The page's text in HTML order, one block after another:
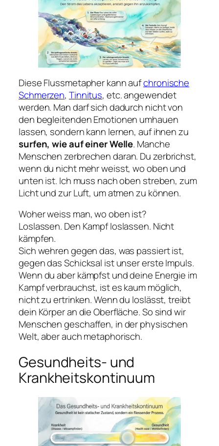
Diese Flussmetapher kann aufchronische
Schmerzen, Tinnitus, etc. angewendet
werden. Man darf sich dadurch nicht von
den begleitenden Emotionen umhauen
lassen, sondern kann lernen, auf ihnen zu
surfen, wie auf einer Welle. Manche
Menschen zerbrechen daran. Du zerbrichst,
wenn du nicht mehr weisst, wo oben und
unten ist. Ich muss nach oben streben, zum
Licht und zur Luft, um atmen zu können.
Woher weiss man, wo oben ist?
Loslassen. Den Kampf loslassen. Nicht
kämpfen.
Sich wehren gegen das, was passiert ist,
gegen das Schicksal ist unser erste Impuls.
Wenn du aber kämpfst und deine Energie im
Kampf verbrauchst, ist es kaum möglich,
nicht zu ertrinken. Wenn du loslässt, treibt
dein Körper an die Oberfläche. So sind wir
Menschen geschaffen, in der physischen
Welt, aber auch metaphorisch.
Gesundheits- und
Krankheitskontinuum